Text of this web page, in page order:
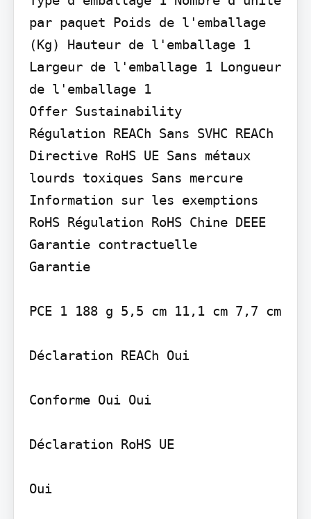
par paquet Poids de l'emballage
(Kg) Hauteur de l'emballage 1
Largeur de l'emballage 1 Longueur
de l'emballage 1
Offer Sustainability
Régulation REACh Sans SVHC REACh
Directive RoHS UE Sans métaux
lourds toxiques Sans mercure
Information sur les exemptions
RoHS Régulation RoHS Chine DEEE
Garantie contractuelle
Garantie
PCE 1 188 g 5,5 cm 11,1 cm 7,7 cm
Déclaration REACh Oui
Conforme Oui Oui
Déclaration RoHS UE
Oui